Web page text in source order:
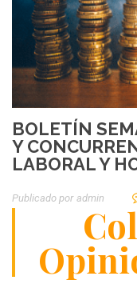
BOLETÍN
Y
LABORAL Y
Publicado por Admin